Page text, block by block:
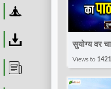
Downloadसुयोग्य वर
पाठ करो !
Stuti Ji
Views to 1421